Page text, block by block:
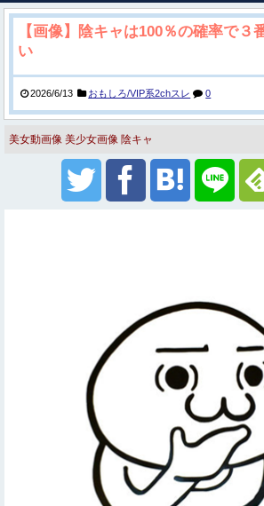
【画像】陰キャは100％の確率で３
い
2026/6/13 おもしろ/VIP系2chスレ 0
美女動画像 美少女画像 陰キャ